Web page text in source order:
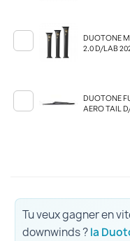
DUOTONE
2.0 D/LAB
DUOTONE
AERO TAIL
Tu veux gagner en
downwinds ?la